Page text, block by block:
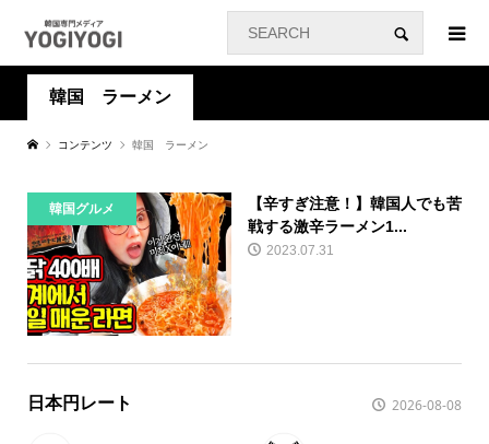
韓国 ラーメン
コンテンツ 韓国 ラーメン
韓国グルメ
【辛すぎ注意！】韓国人でも苦
戦する激辛ラーメン1...
2023.07.31
日本円レート 2026-08-08